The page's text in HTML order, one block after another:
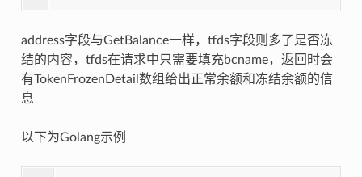
address字段与GetBalance一样，tfds字段则多了是否冻
结的内容，tfds在请求中只需要填充bcname，返回时会
有TokenFrozenDetail数组给出正常余额和冻结余额的信
息
以下为Golang示例